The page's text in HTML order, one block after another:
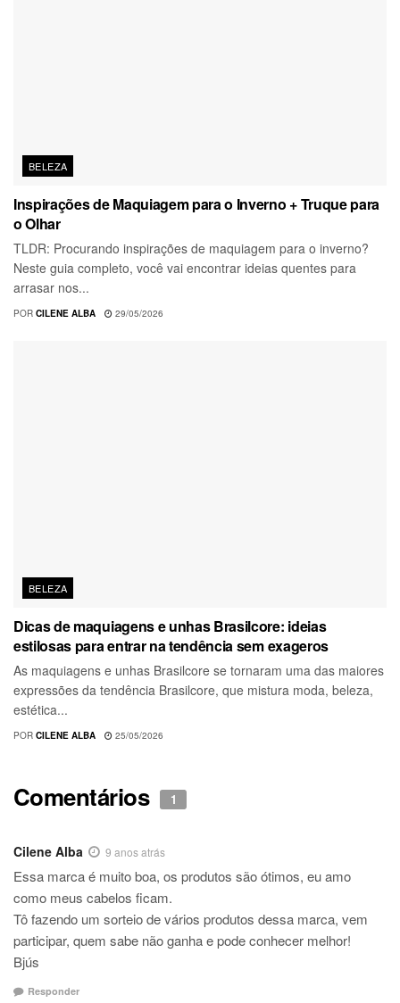
BELEZA
Inspirações de Maquiagem para o Inverno + Truque para
o Olhar
TLDR: Procurando inspirações de maquiagem para o inverno?
Neste guia completo, você vai encontrar ideias quentes para
arrasar nos...
POR CILENE ALBA 29/05/2026
BELEZA
Dicas de maquiagens e unhas Brasilcore: ideias
estilosas para entrar na tendência sem exageros
As maquiagens e unhas Brasilcore se tornaram uma das maiores
expressões da tendência Brasilcore, que mistura moda, beleza,
estética...
POR CILENE ALBA 25/05/2026
Comentários 1
Cilene Alba 9 anos atrás
Essa marca é muito boa, os produtos são ótimos, eu amo
como meus cabelos ficam.
Tô fazendo um sorteio de vários produtos dessa marca, vem
participar, quem sabe não ganha e pode conhecer melhor!
Bjús
Responder